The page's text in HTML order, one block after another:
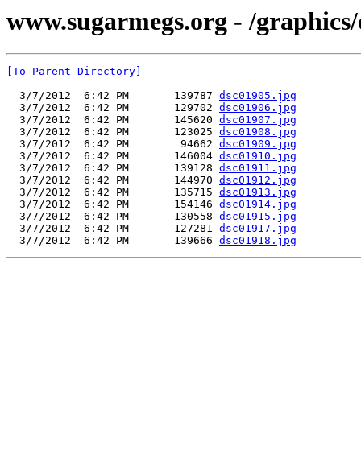
www.sugarmegs.org - /
[To Parent Directory]
  3/7/2012  6:42 PM       139787
dsc01905.jpg
  3/7/2012  6:42 PM       129702
dsc01906.jpg
  3/7/2012  6:42 PM       145620
dsc01907.jpg
  3/7/2012  6:42 PM       123025
dsc01908.jpg
  3/7/2012  6:42 PM        94662
dsc01909.jpg
  3/7/2012  6:42 PM       146004
dsc01910.jpg
  3/7/2012  6:42 PM       139128
dsc01911.jpg
  3/7/2012  6:42 PM       144970
dsc01912.jpg
  3/7/2012  6:42 PM       135715
dsc01913.jpg
  3/7/2012  6:42 PM       154146
dsc01914.jpg
  3/7/2012  6:42 PM       130558
dsc01915.jpg
  3/7/2012  6:42 PM       127281
dsc01917.jpg
  3/7/2012  6:42 PM       139666
dsc01918.jpg